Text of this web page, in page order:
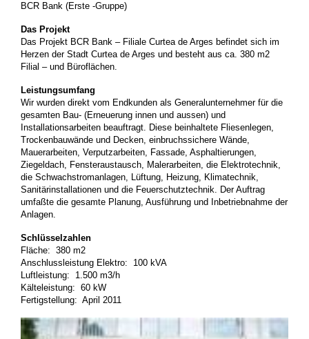
BCR Bank (Erste -Gruppe)
Das Projekt
Das Projekt BCR Bank – Filiale Curtea de Arges befindet sich im
Herzen der Stadt Curtea de Arges und besteht aus ca. 380 m2
Filial – und Büroflächen.
Leistungsumfang
Wir wurden direkt vom Endkunden als Generalunternehmer für die
gesamten Bau- (Erneuerung innen und aussen) und
Installationsarbeiten beauftragt. Diese beinhaltete Fliesenlegen,
Trockenbauwände und Decken, einbruchssichere Wände,
Mauerarbeiten, Verputzarbeiten, Fassade, Asphaltierungen,
Ziegeldach, Fensteraustausch, Malerarbeiten, die Elektrotechnik,
die Schwachstromanlagen, Lüftung, Heizung, Klimatechnik,
Sanitärinstallationen und die Feuerschutztechnik. Der Auftrag
umfaßte die gesamte Planung, Ausführung und Inbetriebnahme der
Anlagen.
Schlüsselzahlen
Fläche: 380 m2
Anschlussleistung Elektro: 100 kVA
Luftleistung: 1.500 m3/h
Kälteleistung: 60 kW
Fertigstellung: April 2011